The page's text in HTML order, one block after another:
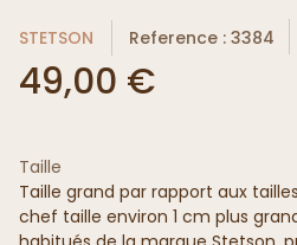
STETSON Reference : 3384
49,00 €
Taille
Taille grand par rapport aux
chef taille environ 1 cm plus